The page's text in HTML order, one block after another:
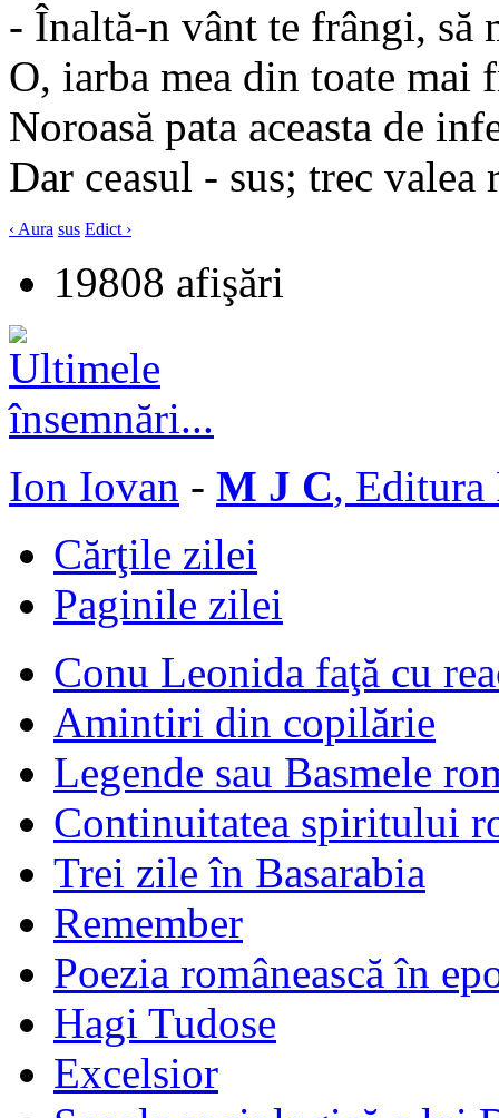
- Înaltă-n vânt te frângi, să
O, iarba mea din toate mai
Noroasă pata aceasta de
Dar ceasul - sus; trec valea
‹ Aura sus Edict ›
19808 afişări
Ion Iovan - M J C, Editura
Cărţile zilei
Paginile zilei
Conu Leonida faţă cu
Amintiri din copilărie
Legende sau Basmele
Continuitatea spiritului
Trei zile în Basarabia
Remember
Poezia românească în
Hagi Tudose
Excelsior